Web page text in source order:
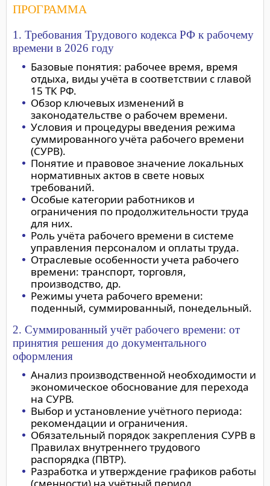
ПРОГРАММА
1. Требования Трудового кодекса РФ к рабочему
времени в 2026 году
Базовые понятия: рабочее время, время
отдыха, виды учёта в соответствии с главой
15 ТК РФ.
Обзор ключевых изменений в
законодательстве о рабочем времени.
Условия и процедуры введения режима
суммированного учёта рабочего времени
(СУРВ).
Понятие и правовое значение локальных
нормативных актов в свете новых
требований.
Особые категории работников и
ограничения по продолжительности труда
для них.
Роль учёта рабочего времени в системе
управления персоналом и оплаты труда.
Отраслевые особенности учета рабочего
времени: транспорт, торговля,
производство, др.
Режимы учета рабочего времени:
поденный, суммированный, понедельный.
2. Суммированный учёт рабочего времени: от
принятия решения до документального
оформления
Анализ производственной необходимости и
экономическое обоснование для перехода
на СУРВ.
Выбор и установление учётного периода:
рекомендации и ограничения.
Обязательный порядок закрепления СУРВ в
Правилах внутреннего трудового
распорядка (ПВТР).
Разработка и утверждение графиков работы
(сменности) на учётный период.